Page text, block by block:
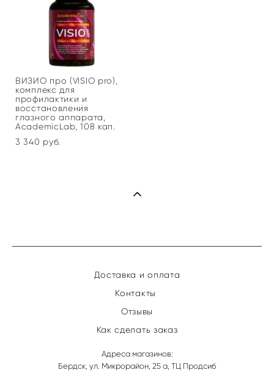
ВИЗИО про (VISIO pro),
комплекс для
профилактики и
восстановления
глазного аппарата,
AcademicLab, 108 кап.
3 340 pуб.
Доставка и оплата
Контакты
Отзывы
Как сделать заказ
Адреса магазинов:
Бердск, ул. Микрорайон, 25 а, ТЦ Продсиб